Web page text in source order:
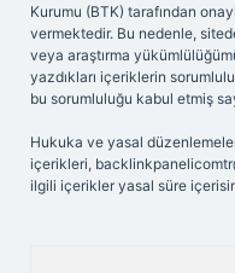
Kurumu (BTK) tarafından
vermektedir. Bu nedenle,
veya araştırma
yazdıkları içeriklerin
bu sorumluluğu kabul etmiş
Hukuka ve yasal
içerikleri,
ilgili içerikler yasal süre